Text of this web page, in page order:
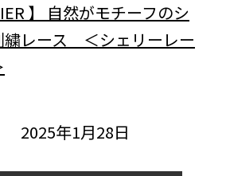
】 自然がモチーフのシ
繍レース ＜シェリーレー
2025年1月28日